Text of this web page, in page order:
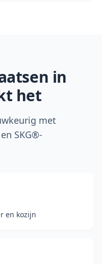
in
het
met
SKG®-
en kozijn